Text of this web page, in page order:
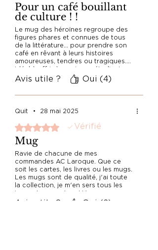
Pour un café bouillant
de culture ! !
Le mug des héroïnes regroupe des
figures phares et connues de tous
de la littérature... pour prendre son
café en rêvant à leurs histoires
amoureuses, tendres ou tragiques....
Idéal à offrir à une jeune étudiante
en lettres !
Avis utile ? Oui (4)
Quit • 28 mai 2025
Noté 5 sur 5. Vérifié
Mug
Ravie de chacune de mes
commandes AC Laroque. Que ce
soit les cartes, les livres ou les mugs.
Les mugs sont de qualité, j'ai toute
la collection, je m'en sers tous les
jours et passent au LV sans
problème. Et quand je reçois des
Avis utile ? Oui (2)